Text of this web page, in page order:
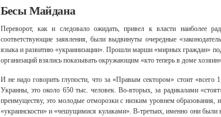
Бесы Майдана
Переворот, как и следовало ожидать, привел к власти наиболее
соответствующие заявления, были выдвинуты очередные
языка и развитию «украинизации». Прошли марши «мирных граждан»
организаций взялись показывать окружающим «кто теперь в доме
И не надо говорить глупости, что за «Правым сектором» стоит
Украины, это около 650 тыс. человек. Во-вторых, за радикалами
преимуществу, это молодые отморозки с низким уровнем
«украинскости» и «чешущимися кулаками». В-третьих, именно они были